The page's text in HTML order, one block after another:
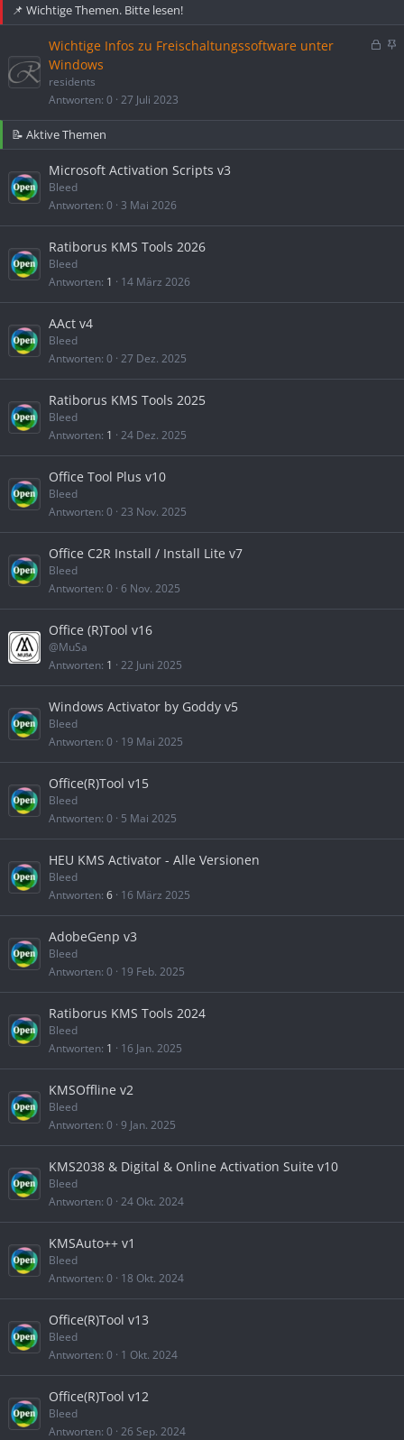
📌 Wichtige Themen. Bitte lesen!
G
r
A
f
Wichtige Infos zu Freischaltungssoftware unter
Windows
residents
Antworten 0 27 Juli 2023
📝 Aktive Themen
Microsoft Activation Scripts v3
Bleed
Antworten 0 3 Mai 2026
Ratiborus KMS Tools 2026
Bleed
Antworten 1 14 März 2026
AAct v4
Bleed
Antworten 0 27 Dez. 2025
Ratiborus KMS Tools 2025
Bleed
Antworten 1 24 Dez. 2025
Office Tool Plus v10
Bleed
Antworten 0 23 Nov. 2025
Office C2R Install / Install Lite v7
Bleed
Antworten 0 6 Nov. 2025
Office (R)Tool v16
@MuSa
Antworten 1 22 Juni 2025
Windows Activator by Goddy v5
Bleed
Antworten 0 19 Mai 2025
Office(R)Tool v15
Bleed
Antworten 0 5 Mai 2025
HEU KMS Activator - Alle Versionen
Bleed
Antworten 6 16 März 2025
AdobeGenp v3
Bleed
Antworten 0 19 Feb. 2025
Ratiborus KMS Tools 2024
Bleed
Antworten 1 16 Jan. 2025
KMSOffline v2
Bleed
Antworten 0 9 Jan. 2025
KMS2038 & Digital & Online Activation Suite v10
Bleed
Antworten 0 24 Okt. 2024
KMSAuto++ v1
Bleed
Antworten 0 18 Okt. 2024
Office(R)Tool v13
Bleed
Antworten 0 1 Okt. 2024
Office(R)Tool v12
Bleed
Antworten 0 26 Sep. 2024